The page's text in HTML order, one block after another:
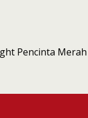
Pencinta Merah